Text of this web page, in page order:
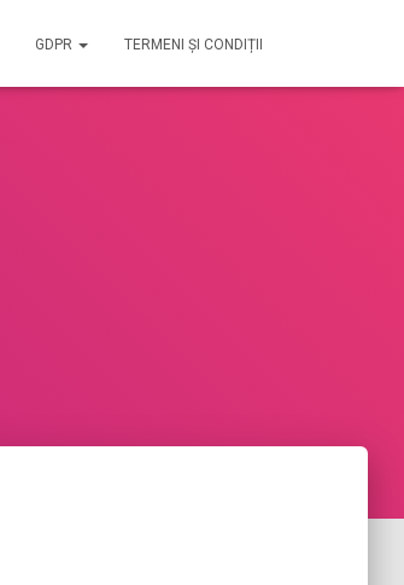
GDPR TERMENI ȘI CONDIȚII